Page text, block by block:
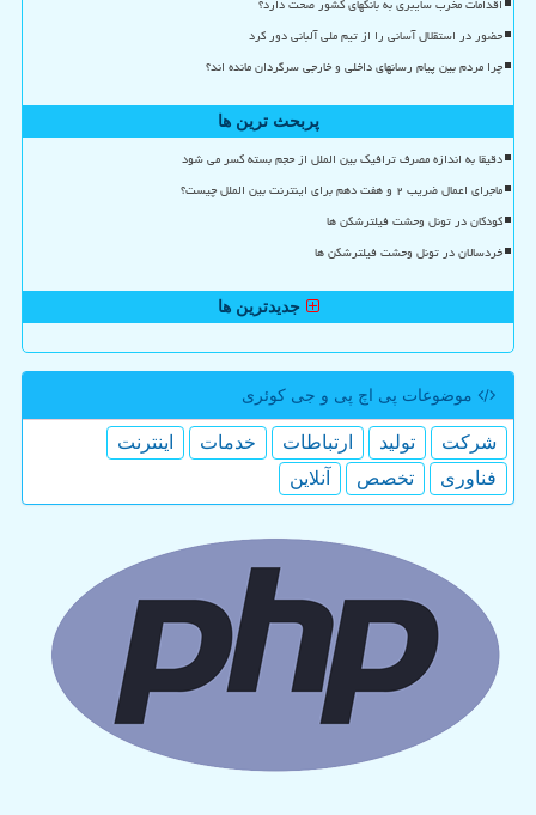
اقدامات مخرب سایبری به بانکهای کشور صحت دارد؟
حضور در استقلال آسانی را از تیم ملی آلبانی دور کرد
چرا مردم بین پیام رسانهای داخلی و خارجی سرگردان مانده اند؟
پربحث ترین ها
دقیقا به اندازه مصرف ترافیک بین الملل از حجم بسته کسر می شود
ماجرای اعمال ضریب ۲ و هفت دهم برای اینترنت بین الملل چیست؟
کودکان در تونل وحشت فیلترشکن ها
خردسالان در تونل وحشت فیلترشکن ها
جدیدترین ها
موضوعات پی اچ پی و جی كوئری
شركت تولید ارتباطات خدمات
اینترنت
فناوری
تخصص آنلاین